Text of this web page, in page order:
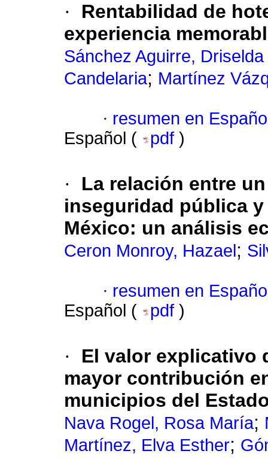
·
Rentabilidad de
experiencia
Sánchez Aguirre,
Candelaria; Martínez
· resumen en
Español (
pdf )
·
La relación entre
inseguridad pública
México: un análisis
Ceron Monroy, Hazael ;
· resumen en
Español (
pdf )
·
El valor explicativo
mayor contribución
municipios del
Nava Rogel, Rosa María;
Martínez, Elva Esther;